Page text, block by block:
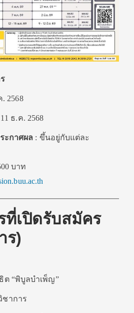
. 2568
ธ.ค. 2568
ะกาศผล : ขึ้นอยู่กับแต่ละ
บาท
ที่เปิดรับสมัคร
ร)
ต “พิบูลบำเพ็ญ”
ชาการ